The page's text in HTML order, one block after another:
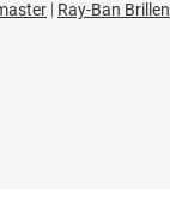
| Ray-Ban Brillen